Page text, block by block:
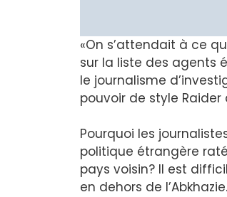
«On s’attendait à ce
sur la liste des agents
le journalisme
pouvoir de style Raider
Pourquoi les
politique étrangère
pays voisin? Il est
en dehors de l’Abkhazie.